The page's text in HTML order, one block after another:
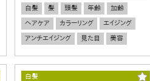
白髪 髪 頭髪 年齢
加齢
ヘアケア
カラーリング
エイジング
アンチエイジング
見た目 美容
白髪